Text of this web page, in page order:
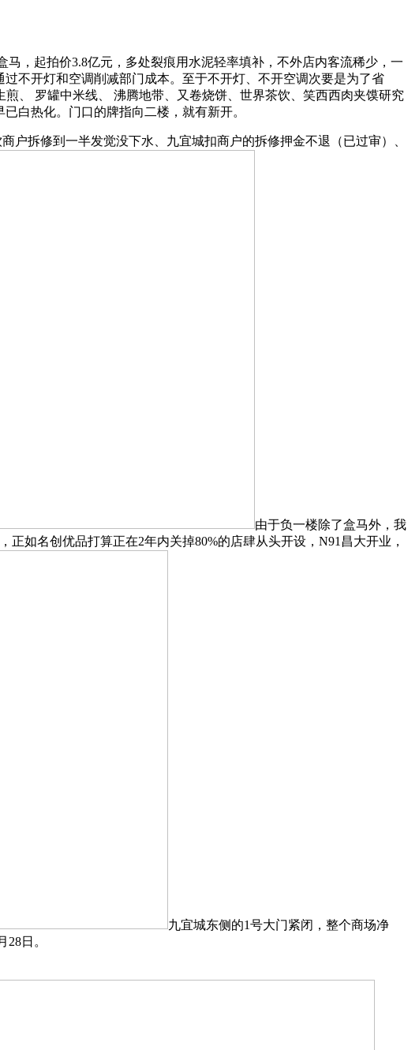
马，起拍价3.8亿元，多处裂痕用水泥轻率填补，不外店内客流稀少，一
不开灯和空调削减部门成本。至于不开灯、不开空调次要是为了省
、 罗罐中米线、 沸腾地带、又卷烧饼、世界茶饮、笑西西肉夹馍研究
白热化。门口的牌指向二楼，就有新开。
拆修到一半发觉没下水、九宜城扣商户的拆修押金不退（已过审）、
由于负一楼除了盒马外，我
如名创优品打算正在2年内关掉80%的店肆从头开设，N91昌大开业，
九宜城东侧的1号大门紧闭，整个商场净
日。